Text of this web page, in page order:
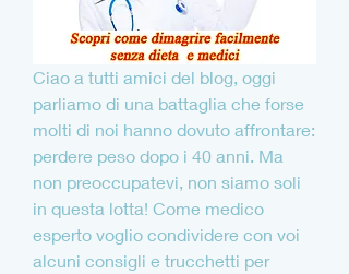
Ciao a tutti amici del blog, oggi
parliamo di una battaglia che forse
molti di noi hanno dovuto affrontare:
perdere peso dopo i 40 anni. Ma
non preoccupatevi, non siamo soli
in questa lotta! Come medico
esperto voglio condividere con voi
alcuni consigli e trucchetti per